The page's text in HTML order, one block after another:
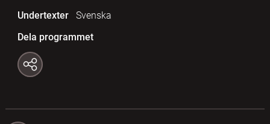
Undertexter
Svenska
Dela programmet